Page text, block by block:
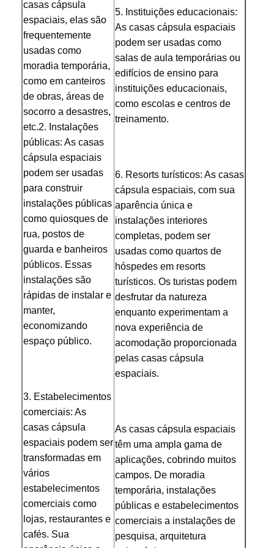
calefator elétrico da sauna
Acessórios de sauna
Mobiliário de escritório
condicionador de ar portátil
Kit de ventilação para janela de ar condicionado
casas cápsula
espaciais, elas são
frequentemente
usadas como
moradia temporária,
como em canteiros
de obras, áreas de
socorro a desastres,
etc.2. Instalações
públicas: As casas
cápsula espaciais
podem ser usadas
para construir
instalações públicas
como quiosques de
rua, postos de
guarda e banheiros
públicos. Essas
instalações são
rápidas de instalar e
manter,
economizando
espaço público.
3. Estabelecimentos
comerciais: As
casas cápsula
espaciais podem ser
transformadas em
vários
estabelecimentos
comerciais como
lojas, restaurantes e
cafés. Sua
5. Instituições educacionais:
As casas cápsula espaciais
podem ser usadas como
salas de aula temporárias ou
edifícios de ensino para
instituições educacionais,
como escolas e centros de
treinamento.
6. Resorts turísticos: As casas
cápsula espaciais, com sua
aparência única e
instalações interiores
completas, podem ser
usadas como quartos de
hóspedes em resorts
turísticos. Os turistas podem
desfrutar da natureza
enquanto experimentam a
nova experiência de
acomodação proporcionada
pelas casas cápsula
espaciais.
As casas cápsula espaciais
têm uma ampla gama de
aplicações, cobrindo muitos
campos. De moradia
temporária, instalações
públicas e estabelecimentos
comerciais a instalações de
pesquisa, arquitetura